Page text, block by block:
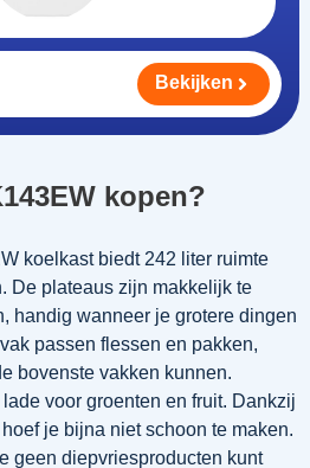
kopen?
koelkast biedt 242 liter ruimte
De plateaus zijn makkelijk te
handig wanneer je grotere dingen
passen flessen en pakken,
bovenste vakken kunnen.
voor groenten en fruit. Dankzij
je bijna niet schoon te maken.
geen diepvriesproducten kunt
Bekijken